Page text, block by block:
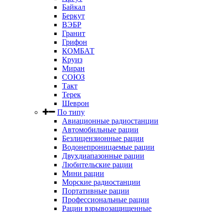
Байкал
Беркут
ВЭБР
Гранит
Грифон
КОМБАТ
Круиз
Миран
СОЮЗ
Такт
Терек
Шеврон
По типу
Авиационные радиостанции
Автомобильные рации
Безлицензионные рации
Водонепроницаемые рации
Двухдиапазонные рации
Любительские рации
Мини рации
Морские радиостанции
Портативные рации
Профессиональные рации
Рации взрывозащищенные